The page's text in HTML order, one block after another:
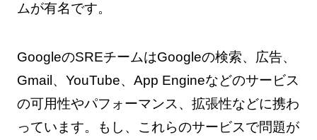
ムが有名です。
GoogleのSREチームはGoogleの検索、広告、
Gmail、YouTube、App Engineなどのサービス
の可用性やパフォーマンス、拡張性などに携わ
っています。もし、これらのサービスで問題が